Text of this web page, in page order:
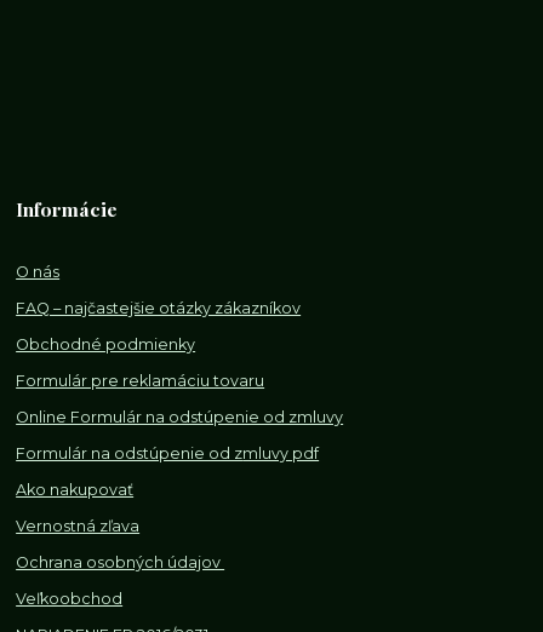
Informácie
O nás
FAQ – najčastejšie otázky zákazníkov
Obchodné podmienky
Formulár pre reklamáciu tovaru
Online Formulár na odstúpenie od zmluvy
Formulár na odstúpenie od zmluvy pdf
Ako nakupovať
Vernostná zľava
Ochrana osobných údajov
Veľkoobchod